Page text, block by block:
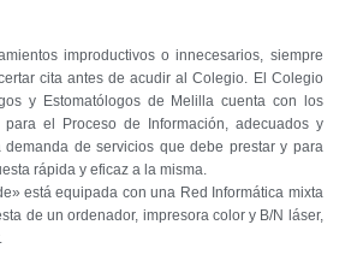
improductivos o innecesarios, siempre
cita antes de acudir al Colegio. El Colegio
y Estomatólogos de Melilla cuenta con los
para el Proceso de Información, adecuados y
demanda de servicios que debe prestar y para
rápida y eficaz a la misma.
está equipada con una Red Informática mixta
de un ordenador, impresora color y B/N láser,